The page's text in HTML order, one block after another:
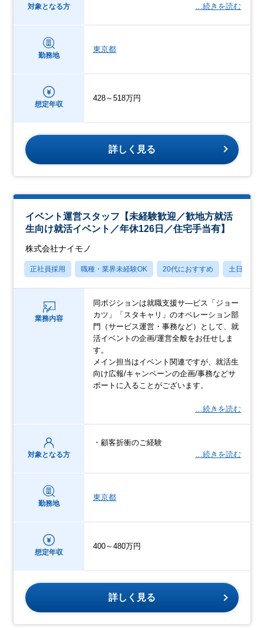
対象となる方
…続きを読む
勤務地
東京都
想定年収
428～518万円
詳しく見る
イベント運営スタッフ【未経験歓迎／歓地方就活
生向け就活イベント／年休126日／住宅手当有】
株式会社ナイモノ
正社員採用 職種・業界未経験OK 20代におすすめ 土日祝休み
業務内容
同ポジションは就職支援サ―ビス「ジョー
カツ」「スタキャリ」のオペレーション部
門（サービス運営・事務など）として、就
活イベントの企画/運営全般をお任せしま
す。
メイン担当はイベント関連ですが、就活生
向け広報/キャンペーンの企画/事務などサ
ポートに入ることがございます。
…続きを読む
対象となる方
・顧客折衝のご経験
…続きを読む
勤務地
東京都
想定年収
400～480万円
詳しく見る